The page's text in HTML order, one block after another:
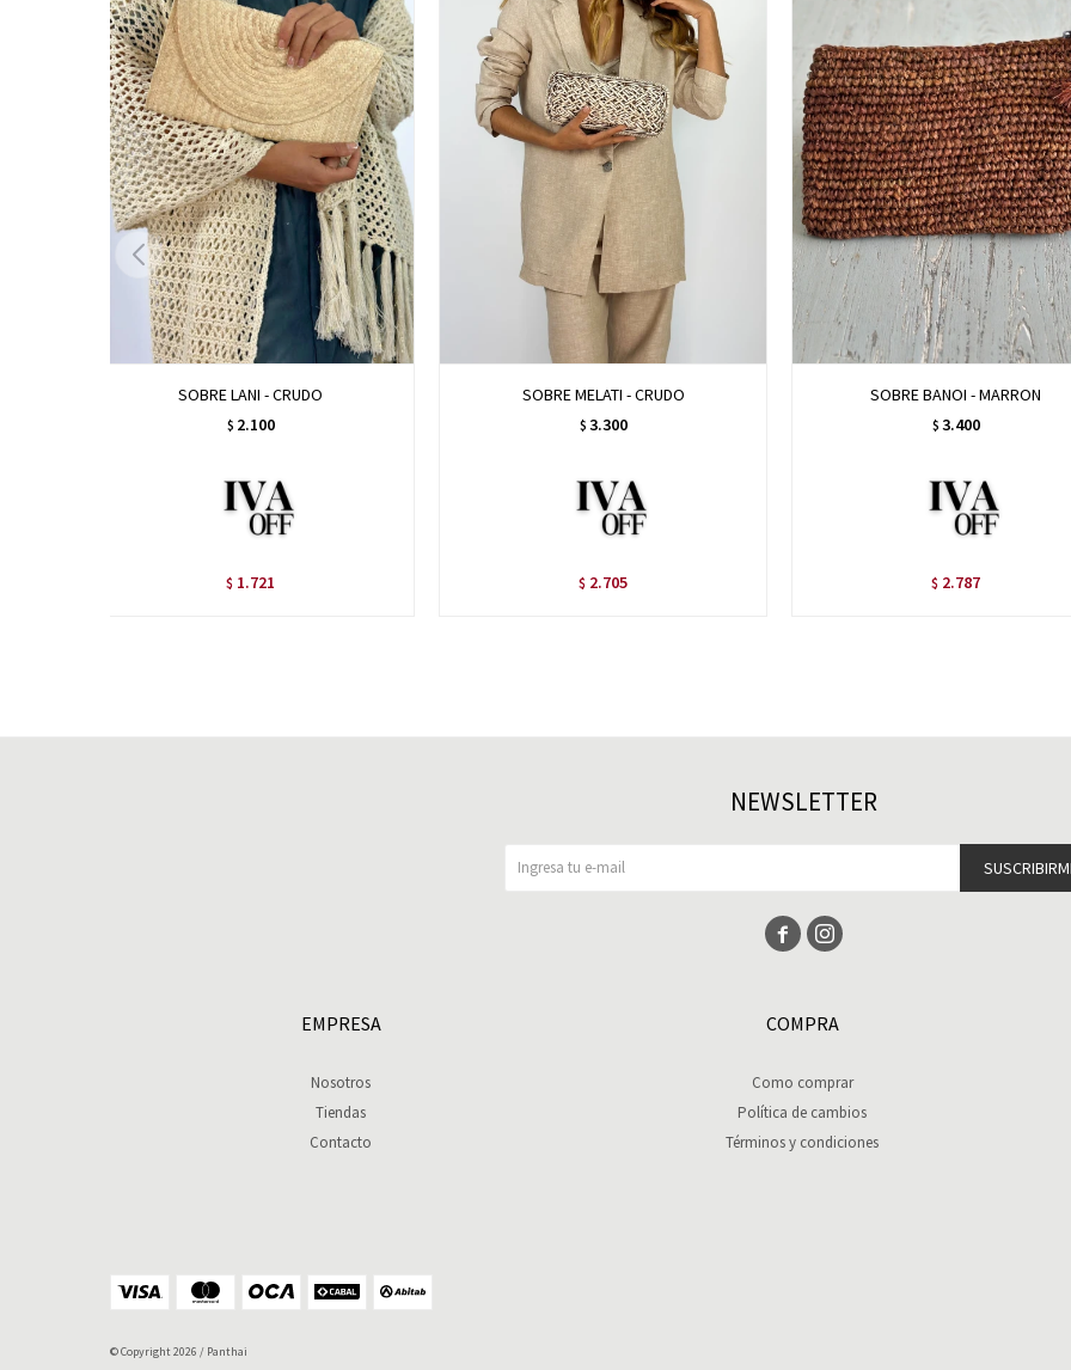
SOBRE LANI - CRUDO
$ 2.100
$ 1.721
SOBRE MELATI - CRUDO
$ 3.300
$ 2.705
SOBRE BANOI - MARRON
$ 3.400
$ 2.787
EMPRESA
Nosotros
Tiendas
Contacto
COMPRA
Como comprar
Política de cambios
Términos y condiciones
NEWSLETTER
 
© Copyright 2026 / Panthai